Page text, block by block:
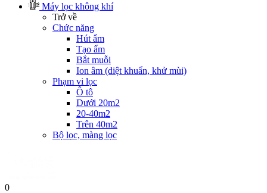
Máy lọc không khí
Trở về
Chức năng
Hút ẩm
Tạo ẩm
Bắt muỗi
Ion âm (diệt khuẩn, khử mùi)
Phạm vi lọc
Ô tô
Dưới 20m2
20-40m2
Trên 40m2
Bộ lọc, màng lọc
0